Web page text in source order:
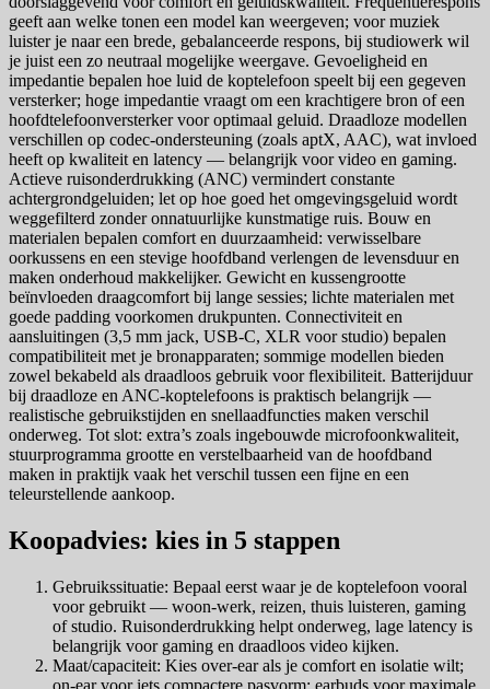
geeft aan welke tonen een model kan weergeven; voor muziek
luister je naar een brede, gebalanceerde respons, bij studiowerk wil
je juist een zo neutraal mogelijke weergave. Gevoeligheid en
impedantie bepalen hoe luid de koptelefoon speelt bij een gegeven
versterker; hoge impedantie vraagt om een krachtigere bron of een
hoofdtelefoonversterker voor optimaal geluid. Draadloze modellen
verschillen op codec-ondersteuning (zoals aptX, AAC), wat invloed
heeft op kwaliteit en latency — belangrijk voor video en gaming.
Actieve ruisonderdrukking (ANC) vermindert constante
achtergrondgeluiden; let op hoe goed het omgevingsgeluid wordt
weggefilterd zonder onnatuurlijke kunstmatige ruis. Bouw en
materialen bepalen comfort en duurzaamheid: verwisselbare
oorkussens en een stevige hoofdband verlengen de levensduur en
maken onderhoud makkelijker. Gewicht en kussengrootte
beïnvloeden draagcomfort bij lange sessies; lichte materialen met
goede padding voorkomen drukpunten. Connectiviteit en
aansluitingen (3,5 mm jack, USB-C, XLR voor studio) bepalen
compatibiliteit met je bronapparaten; sommige modellen bieden
zowel bekabeld als draadloos gebruik voor flexibiliteit. Batterijduur
bij draadloze en ANC-koptelefoons is praktisch belangrijk —
realistische gebruikstijden en snellaadfuncties maken verschil
onderweg. Tot slot: extra’s zoals ingebouwde microfoonkwaliteit,
stuurprogramma grootte en verstelbaarheid van de hoofdband
maken in praktijk vaak het verschil tussen een fijne en een
teleurstellende aankoop.
Koopadvies: kies in 5 stappen
Gebruikssituatie: Bepaal eerst waar je de koptelefoon vooral
voor gebruikt — woon-werk, reizen, thuis luisteren, gaming
of studio. Ruisonderdrukking helpt onderweg, lage latency is
belangrijk voor gaming en draadloos video kijken.
Maat/capaciteit: Kies over-ear als je comfort en isolatie wilt;
on-ear voor iets compactere pasvorm; earbuds voor maximale